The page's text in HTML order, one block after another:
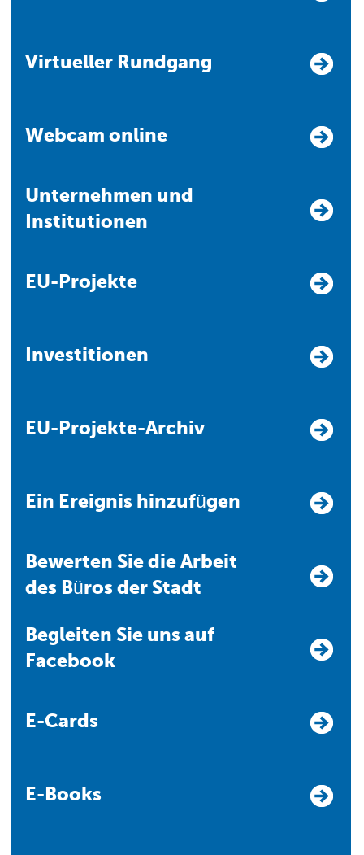
Virtueller Rundgang
Webcam online
Unternehmen und
Institutionen
EU-Projekte
Investitionen
EU-Projekte-Archiv
Ein Ereignis hinzufügen
Bewerten Sie die Arbeit
des Büros der Stadt
Begleiten Sie uns auf
Facebook
E-Cards
E-Books